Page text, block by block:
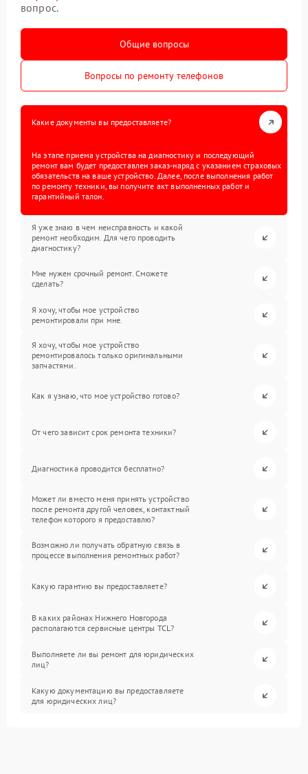
вопрос.
Общие вопросы
Вопросы по ремонту телефонов
Какие документы вы предоставляете?
На этапе приема устройства на диагностику и последующий
ремонт вам будет предоставлен заказ-наряд с указанием страховых
обязательств на ваше устройство. Далее, после выполнения работ
по ремонту техники, вы получите акт выполненных работ и
гарантийный талон.
Я уже знаю в чем неисправность и какой
ремонт необходим. Для чего проводить
диагностику?
Мне нужен срочный ремонт. Сможете
сделать?
Я хочу, чтобы мое устройство
ремонтировали при мне.
Я хочу, чтобы мое устройство
ремонтировалось только оригинальными
запчастями.
Как я узнаю, что мое устройство готово?
От чего зависит срок ремонта техники?
Диагностика проводится бесплатно?
Может ли вместо меня принять устройство
после ремонта другой человек, контактный
телефон которого я предоставлю?
Возможно ли получать обратную связь в
процессе выполнения ремонтных работ?
Какую гарантию вы предоставляете?
В каких районах Нижнего Новгорода
располагаются сервисные центры TCL?
Выполняете ли вы ремонт для юридических
лиц?
Какую документацию вы предоставляете
для юридических лиц?